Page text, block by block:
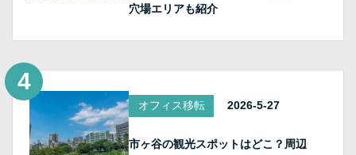
穴場エリアも紹介
オフィス移転 2026-5-27
市ヶ谷の観光スポットはどこ？周辺